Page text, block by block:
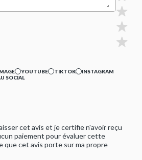
YOUTUBE TIKTOK
INSTAGRAM
SOCIAL
cet avis et je certifie n'avoir reçu
paiement pour évaluer cette
que cet avis porte sur ma propre